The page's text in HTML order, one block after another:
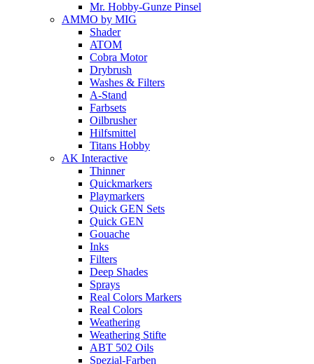
Mr. Hobby-Gunze Pinsel
AMMO by MIG
Shader
ATOM
Cobra Motor
Drybrush
Washes & Filters
A-Stand
Farbsets
Oilbrusher
Hilfsmittel
Titans Hobby
AK Interactive
Thinner
Quickmarkers
Playmarkers
Quick GEN Sets
Quick GEN
Gouache
Inks
Filters
Deep Shades
Sprays
Real Colors Markers
Real Colors
Weathering
Weathering Stifte
ABT 502 Oils
Spezial-Farben